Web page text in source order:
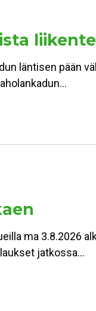
läntisen pään
ma 3.8.2026
jatkossa…